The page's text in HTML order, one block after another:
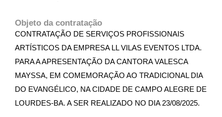
Objeto da contratação
CONTRATAÇÃO DE SERVIÇOS PROFISSIONAIS
ARTÍSTICOS DA EMPRESA LL VILAS EVENTOS LTDA.
PARA A APRESENTAÇÃO DA CANTORA VALESCA
MAYSSA, EM COMEMORAÇÃO AO TRADICIONAL DIA
DO EVANGÉLICO, NA CIDADE DE CAMPO ALEGRE DE
LOURDES-BA. A SER REALIZADO NO DIA 23/08/2025.